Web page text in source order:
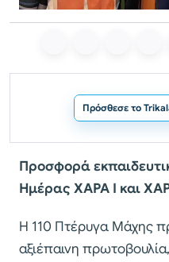
Πρόσθεσε το
Προσφορά
Ημέρας ΧΑΡΑ Ι και
Η 110 Πτέρυγα Μάχης
αξιέπαινη